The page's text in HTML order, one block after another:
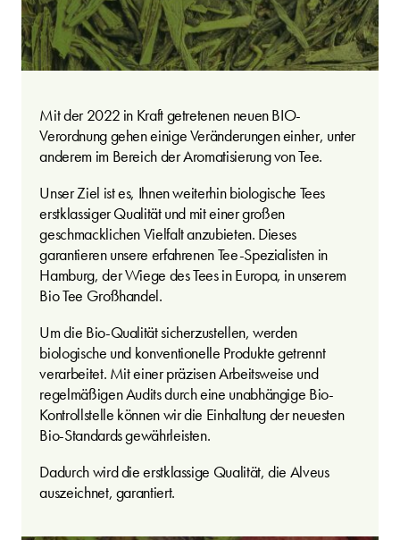
Mit der 2022 in Kraft getretenen neuen BIO-
Verordnung gehen einige Veränderungen einher, unter
anderem im Bereich der Aromatisierung von Tee.
Unser Ziel ist es, Ihnen weiterhin biologische Tees
erstklassiger Qualität und mit einer großen
geschmacklichen Vielfalt anzubieten. Dieses
garantieren unsere erfahrenen Tee-Spezialisten in
Hamburg, der Wiege des Tees in Europa, in unserem
Bio Tee Großhandel.
Um die Bio-Qualität sicherzustellen, werden
biologische und konventionelle Produkte getrennt
verarbeitet. Mit einer präzisen Arbeitsweise und
regelmäßigen Audits durch eine unabhängige Bio-
Kontrollstelle können wir die Einhaltung der neuesten
Bio-Standards gewährleisten.
Dadurch wird die erstklassige Qualität, die Alveus
auszeichnet, garantiert.